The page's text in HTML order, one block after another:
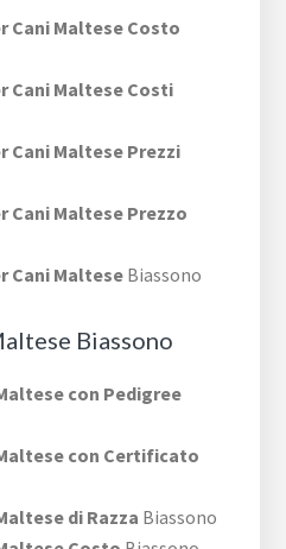
Cani Maltese Costo
Cani Maltese Costi
Cani Maltese Prezzi
Cani Maltese Prezzo
Cani Maltese Biassono
Biassono
con Pedigree
con Certificato
di Razza Biassono